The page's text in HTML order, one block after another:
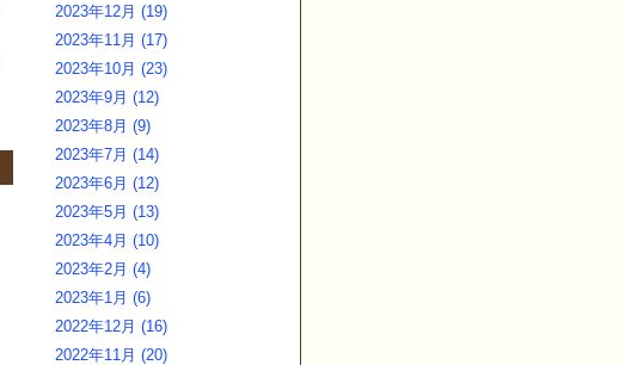
2023年12月 (19)
2023年11月 (17)
2023年10月 (23)
2023年9月 (12)
2023年8月 (9)
2023年7月 (14)
2023年6月 (12)
2023年5月 (13)
2023年4月 (10)
2023年2月 (4)
2023年1月 (6)
2022年12月 (16)
2022年11月 (20)